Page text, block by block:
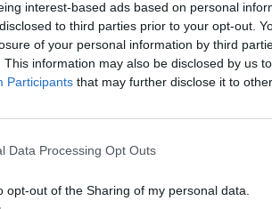
interest-based ads based on personal
to third parties prior to your opt-out.
of your personal information by third
This information may also be disclosed by us
Participants that may further disclose it to
Data Processing Opt Outs
opt-out of the Sharing of my personal data.
της παραπληροφόρησης, θα
θα ισχύει για όλες τις υποθέσεις
ο ενάγων και το δικαστήριο
τουλάχιστον δύο κράτη μέλη. Το
συμφωνία στις 30 Νοεμβρίου του
αγωγών
η νέα οδηγία καθιερώνει δύο